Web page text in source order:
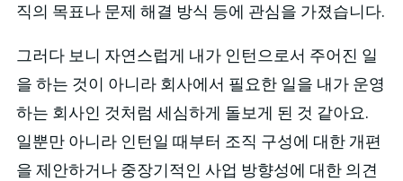
직의 목표나 문제 해결 방식 등에 관심을 가졌습니다.
그러다 보니 자연스럽게 내가 인턴으로서 주어진 일
을 하는 것이 아니라 회사에서 필요한 일을 내가 운영
하는 회사인 것처럼 세심하게 돌보게 된 것 같아요.
일뿐만 아니라 인턴일 때부터 조직 구성에 대한 개편
을 제안하거나 중장기적인 사업 방향성에 대한 의견